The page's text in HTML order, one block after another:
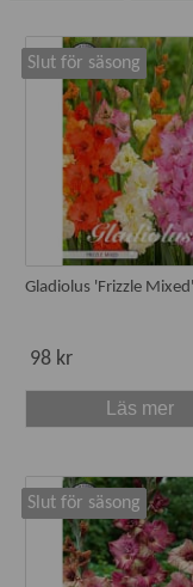
på balkong och
Gladioler tillhör
likheten med vår
marker – lite väl
knölväxter behöver
ha lite fuktigare jord
Plantera ganska
väldränerad,
men frostfritt.
i krukan. Tag vara
trakter. Annars är
På en balkong eller
långt
Plantera i rejäl,
Slut för säsong
Gladiolus 'Frizzle Mixed'
98 kr
Läs mer
Slut för säsong